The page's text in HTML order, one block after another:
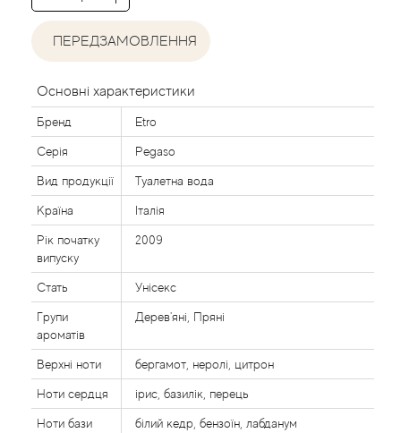
ПЕРЕДЗАМОВЛЕННЯ
Основні характеристики
Бренд Etro
Серія Pegaso
Вид продукції Туалетна вода
Країна Італія
Рік початку
випуску
2009
Стать Унісекс
Групи
ароматів
Дерев'яні, Пряні
Верхні ноти бергамот, неролі, цитрон
Ноти сердця ірис, базилік, перець
Ноти бази білий кедр, бензоїн, лабданум
Agonist
Aigner
Aj Arabia (Widian)
Ajmal
Al Haramain
Al Jazeera
Alaia Paris
Alexander McQueen
Alexandre Barthet